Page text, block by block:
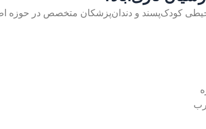
کودک‌پسند و دندان‌پزشکان متخصص در حوزه